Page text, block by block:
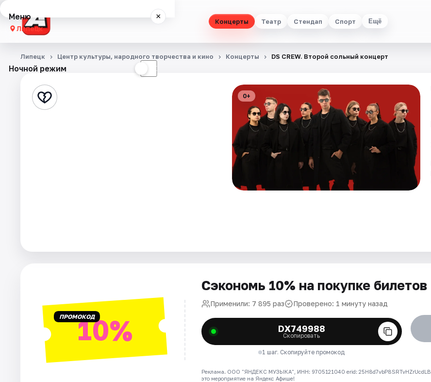
Концерты Театр Стендап Спорт Ещё
Меню ×
Липецк
Концерты
Стендап
Ночной режим ☾
Липецк Центр культуры, народного творчества и кино Концерты DS CREW. Второй сольный концерт
0+
ПРОМОКОД10%
Сэкономь 10% на покупке билетов
Применили: 7 895 раз Проверено: 1 минуту назад
DX749988
Скопировать
1 шаг. Скопируйте промокод
Реклама. ООО "ЯНДЕКС МУЗЫКА", ИНН: 9705121040 erid: 25H8d7vbP8SRTvHZrUcdLB
это мероприятие на Яндекс Афише!